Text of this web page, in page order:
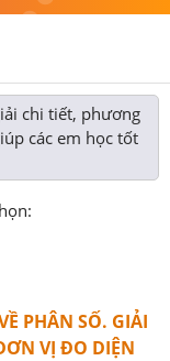
chi tiết, phương
các em học tốt
PHÂN SỐ. GIẢI
VỊ ĐO DIỆN